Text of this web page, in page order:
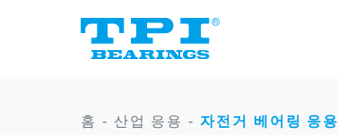
홈 - 산업 응용 -자전거 베어링 응용